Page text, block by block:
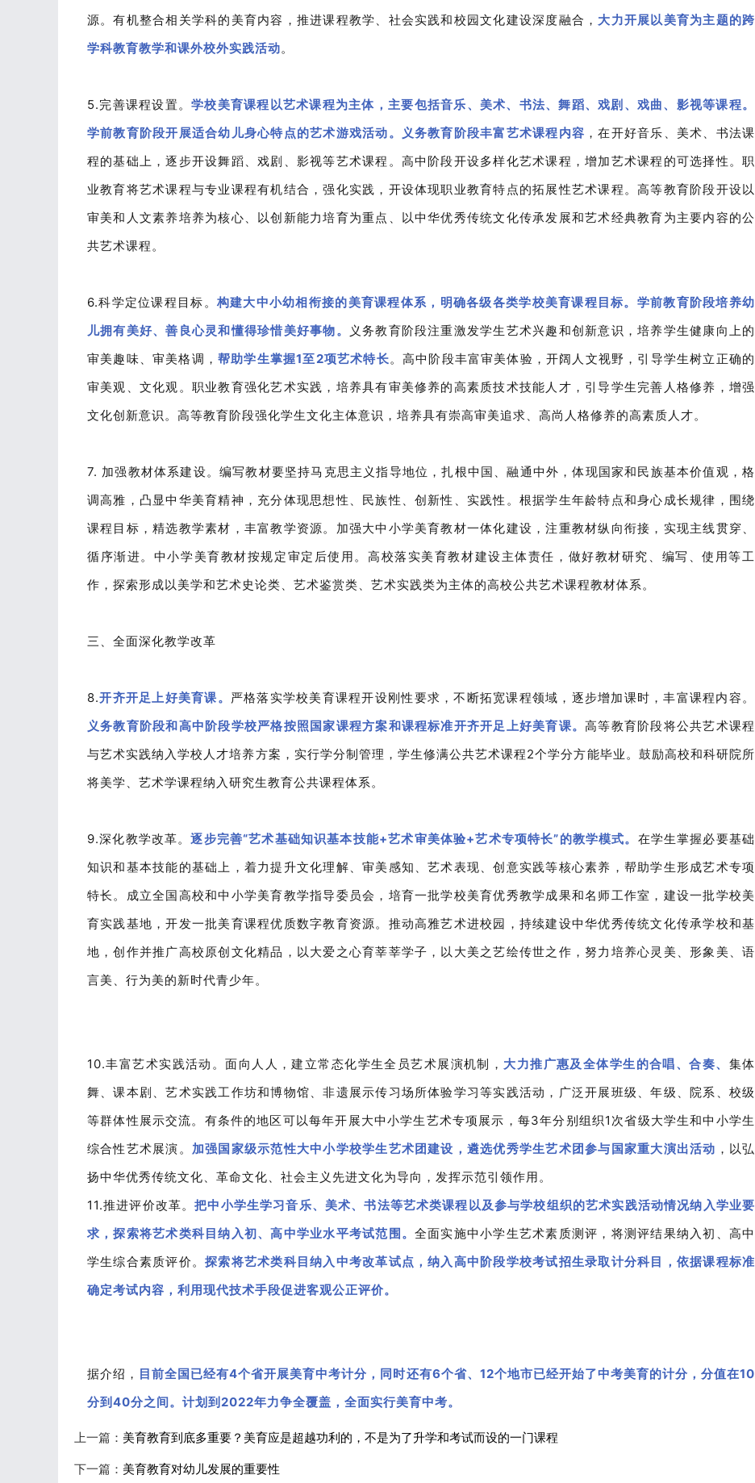
源。有机整合相关学科的美育内容，推进课程教学、社会实践和校园文化建设深度融合， 大力开展以美育为主题的跨
学科教育教学和课外校外实践活动。
5.完善课程设置。学校美育课程以艺术课程为主体，主要包括音乐、美术、书法、舞蹈、戏剧、戏曲、影视等课程。
学前教育阶段开展适合幼儿身心特点的艺术游戏活动。
义务教育阶段丰富艺术课程内容 ，在开好音乐、美术、书法课
程的基础上，逐步开设舞蹈、戏剧、影视等艺术课程。 高中阶段开设多样化艺术课程，增加艺术课程的可选择性。职
业教育将艺术课程与专业课程有机结合，强化实践，开设体现职业教育特点的拓展性艺术课程。高等教育阶段开设以
审美和人文素养培养为核心、以创新能力培育为重点、以中华优秀传统文化传承发展和艺术经典教育为主要内容的公
共艺术课程。
6.科学定位课程目标。 构建大中小幼相衔接的美育课程体系，明确各级各类学校美育课程目标。学前教育阶段培养幼
儿拥有美好、善良心灵和懂得珍惜美好事物。
义务教育阶段注重激发学生艺术兴趣和创新意识，培养学生健康向上的
审美趣味、审美格调， 帮助学生掌握1至2项艺术特长。高中阶段丰富审美体验，开阔人文视野，引导学生树立正确的
审美观、文化观。职业教育强化艺术实践，培养具有审美修养的高素质技术技能人才，引导学生完善人格修养，增强
文化创新意识。高等教育阶段强化学生文化主体意识，培养具有崇高审美追求、高尚人格修养的高素质人才。
7. 加强教材体系建设。编写教材要坚持马克思主义指导地位，扎根中国、融通中外，体现国家和民族基本价值观，格
调高雅，凸显中华美育精神，充分体现思想性、民族性、创新性、实践性。根据学生年龄特点和身心成长规律，围绕
课程目标，精选教学素材，丰富教学资源。加强大中小学美育教材一体化建设，注重教材纵向衔接，实现主线贯穿、
循序渐进。中小学美育教材按规定审定后使用。高校落实美育教材建设主体责任，做好教材研究、编写、使用等工
作，探索形成以美学和艺术史论类、艺术鉴赏类、艺术实践类为主体的高校公共艺术课程教材体系。
三、全面深化教学改革
8.开齐开足上好美育课。 严格落实学校美育课程开设刚性要求，不断拓宽课程领域，逐步增加课时，丰富课程内容。
义务教育阶段和高中阶段学校严格按照国家课程方案和课程标准开齐开足上好美育课。高等教育阶段将公共艺术课程
与艺术实践纳入学校人才培养方案，实行学分制管理，学生修满公共艺术课程2个学分方能毕业。鼓励高校和科研院所
将美学、艺术学课程纳入研究生教育公共课程体系。
9.深化教学改革。逐步完善“艺术基础知识基本技能+艺术审美体验+艺术专项特长”的教学模式。 在学生掌握必要基础
知识和基本技能的基础上，着力提升文化理解、审美感知、艺术表现、创意实践等核心素养，帮助学生形成艺术专项
特长。成立全国高校和中小学美育教学指导委员会，培育一批学校美育优秀教学成果和名师工作室，建设一批学校美
育实践基地，开发一批美育课程优质数字教育资源。推动高雅艺术进校园，持续建设中华优秀传统文化传承学校和基
地，创作并推广高校原创文化精品，以大爱之心育莘莘学子，以大美之艺绘传世之作，努力培养心灵美、形象美、语
言美、行为美的新时代青少年。
10.丰富艺术实践活动。面向人人，建立常态化学生全员艺术展演机制， 大力推广惠及全体学生的合唱、合奏、 集体
舞、课本剧、艺术实践工作坊和博物馆、非遗展示传习场所体验学习等实践活动，广泛开展班级、年级、院系、校级
等群体性展示交流。有条件的地区可以每年开展大中小学生艺术专项展示，每3年分别组织1次省级大学生和中小学生
综合性艺术展演。 加强国家级示范性大中小学校学生艺术团建设，遴选优秀学生艺术团参与国家重大演出活动 ，以弘
扬中华优秀传统文化、革命文化、社会主义先进文化为导向，发挥示范引领作用。
11.推进评价改革。把中小学生学习音乐、美术、书法等艺术类课程以及参与学校组织的艺术实践活动情况纳入学业要
求，探索将艺术类科目纳入初、高中学业水平考试范围。 全面实施中小学生艺术素质测评，将测评结果纳入初、高中
学生综合素质评价。探索将艺术类科目纳入中考改革试点，纳入高中阶段学校考试招生录取计分科目，依据课程标准
确定考试内容，利用现代技术手段促进客观公正评价。
据介绍， 目前全国已经有4个省开展美育中考计分，同时还有6个省、12个地市已经开始了中考美育的计分，分值在10
分到40分之间。计划到2022年力争全覆盖，全面实行美育中考。
上一篇： 美育教育到底多重要？美育应是超越功利的，不是为了升学和考试而设的一门课程
下一篇： 美育教育对幼儿发展的重要性